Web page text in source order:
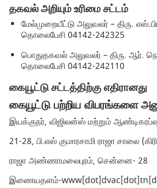
தகவல் அறியும் உரிமை சட்டம்
மேல்முறையீட்டு அலுவலர் – திரு.
தொலைபேசி 04142-242325
பொதுதகவல் அலுவலர் – திரு. ஆர்.
தொலைபேசி 04142-242110
கையூட்டு சட்டத்திற்கு எதிரானது
கையூட்டு பற்றிய விபரங்களை
இயக்குநர், விஜிலன்ஸ் மற்றும்
21-28, பி.எஸ் குமாரசாமி ராஜா சாலை
ராஜா அண்ணாமலைபுரம், சென்னை- 28
இணையதளம்-